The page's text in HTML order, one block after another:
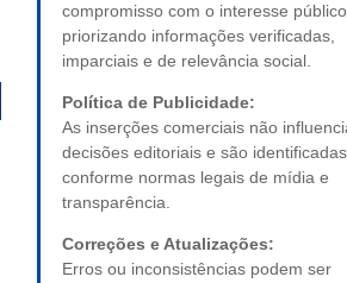
compromisso com o interesse
priorizando informações verificadas,
imparciais e de relevância social.
Política de Publicidade:
As inserções comerciais não
decisões editoriais e são identificadas
conforme normas legais de mídia e
transparência.
Correções e Atualizações:
Erros ou inconsistências podem ser